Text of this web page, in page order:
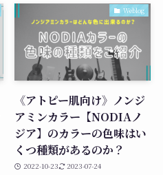
Weblog
《アトピー肌向け》ノンジ
アミンカラー【NODIAノ
ジア】のカラーの色味はい
くつ種類があるのか？
2022-10-23 2023-07-24